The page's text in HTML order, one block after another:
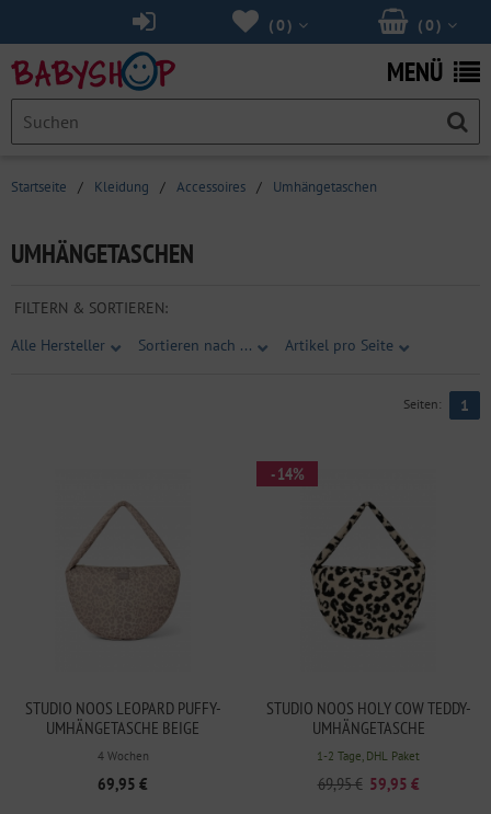
(0 )
(0 )
MENÜ
Startseite / Kleidung / Accessoires / Umhängetaschen
UMHÄNGETASCHEN
FILTERN & SORTIEREN:
Alle Hersteller
Sortieren nach ... Artikel pro Seite
Seiten: 1
STUDIO NOOS LEOPARD PUFFY-
UMHÄNGETASCHE BEIGE
4 Wochen
69,95 €
STUDIO NOOS HOLY COW TEDDY-
UMHÄNGETASCHE
1-2 Tage, DHL Paket
69,95 € 59,95 €
- 14%